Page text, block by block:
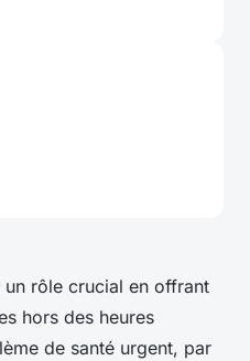
rôle crucial en offrant
hors des heures
de santé urgent, par